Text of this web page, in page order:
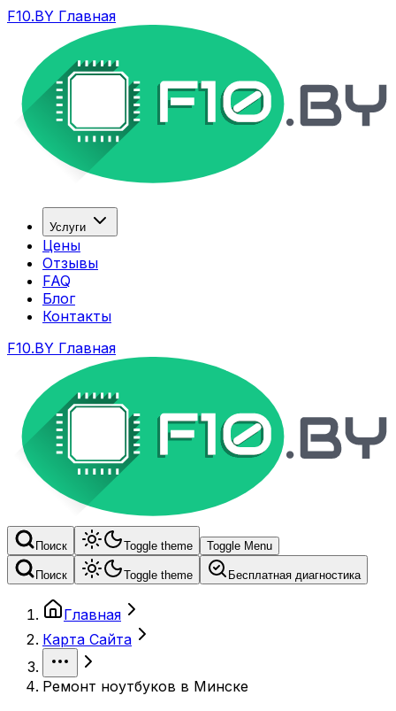
F10.BY Главная
Услуги
Цены
Отзывы
FAQ
Блог
Контакты
F10.BY Главная
Поиск Toggle theme Toggle Menu
Поиск Toggle theme Бесплатная диагностика
Главная
Карта Сайта
Ремонт ноутбуков в Минске